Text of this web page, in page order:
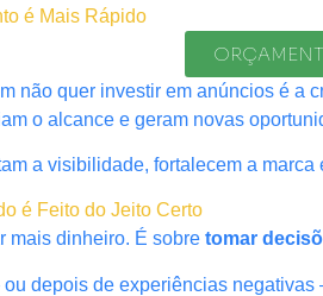
é Mais Rápido
não quer investir em anúncios é
o alcance e geram novas
a visibilidade, fortalecem a
é Feito do Jeito Certo
mais dinheiro. É sobre tomar
depois de experiências